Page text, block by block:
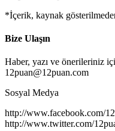
*İçerik, kaynak
Bize Ulaşın
Haber, yazı ve önerileriniz
12puan@12puan.com
Sosyal Medya
http://www.facebook.com/
http://www.twitter.com/